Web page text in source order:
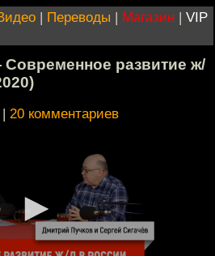
| Переводы | Магазин | VIP
развитие ж/
| 20 комментариев